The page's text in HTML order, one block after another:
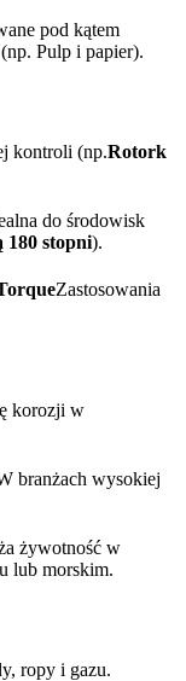
pod kątem
Pulp i papier).
kontroli (np.Rotork
do środowisk
180 stopni).
Zastosowania
korozji w
branżach wysokiej
żywotność w
lub morskim.
ropy i gazu.